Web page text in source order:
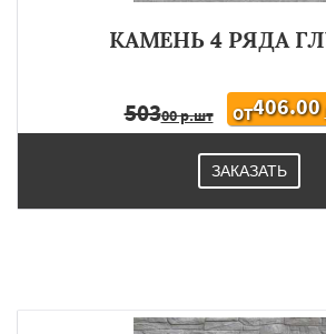
КАМЕНЬ 4 РЯДА
50300 р.шт ОТ406.00
ЗАКАЗАТЬ